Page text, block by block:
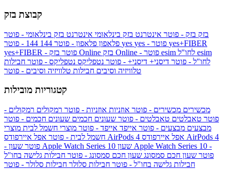
קבוצת בזק
בזק בזק - פוטר אינטרנט בזק בינלאומי אינטרנט בזק בינלאומי - פוטר
פלאפון פלאפון - פוטר 144 yes
yes+FIBER
yes+FIBER - פוטר בזק Online
esim
לחו"ל - פוטר דיסני+ דיסני+ - פוטר נטפליקס נטפליקס - פוטר חבילות
טלוויזיה וסיבים חבילות טלוויזיה וסיבים - פוטר
קטגוריות מובילות
מכשירים מכשירים - פוטר אוזניות אוזניות - פוטר רמקולים רמקולים -
פוטר טאבלטים טאבלטים - פוטר שעונים חכמים שעונים חכמים - פוטר
מבצעים מבצעים - פוטר אייפד אייפד - פוטר מוצרי חשמל לבית מוצרי
חשמל לבית - פוטר אפל איירפודס AirPods 4 אפל איירפודס AirPods 4
- פוטר שעון Apple Watch Series 10 שעון Apple Watch Series 10 -
פוטר שעון חכם סמסונג שעון חכם סמסונג - פוטר חבילות גלישה בחו"ל
חבילות גלישה בחו"ל - פוטר חבילות סלולר חבילות סלולר - פוטר